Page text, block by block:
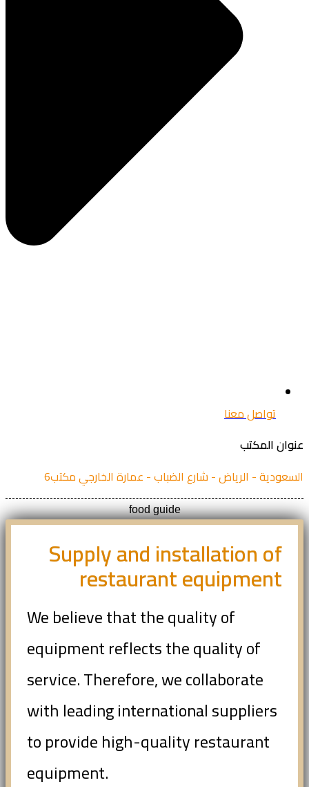
تواصل معنا
عنوان المكتب
السعودية - الرياض - شارع الضباب - عمارة الخارجي مكتب6
food guide
Supply and installation of
restaurant equipment
We believe that the quality of
equipment reflects the quality of
service. Therefore, we collaborate
with leading international suppliers
to provide high-quality restaurant
equipment.